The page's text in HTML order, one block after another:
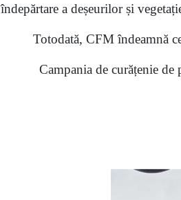
îndepărtare a deșeurilor și
Totodată, CFM îndeamnă
Campania de curățenie